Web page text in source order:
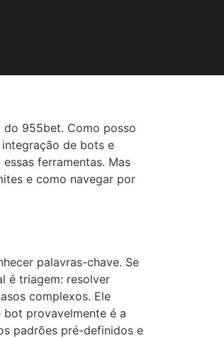
do 955bet. Como posso
de bots e
ferramentas. Mas
e como navegar por
palavras-chave. Se
é triagem: resolver
complexos. Ele
bot provavelmente é a
padrões pré-definidos e